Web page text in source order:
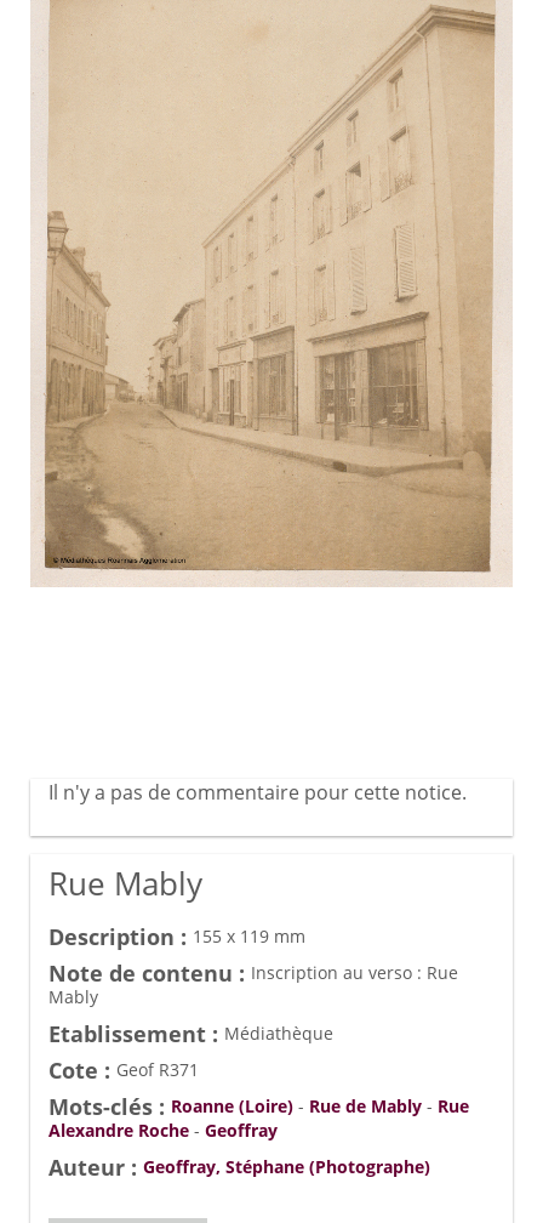
Il n'y a pas de commentaire pour cette notice.
Rue Mably
Description : 155 x 119 mm
Note de contenu : Inscription au verso : Rue
Mably
Etablissement : Médiathèque
Cote : Geof R371
Mots-clés : Roanne (Loire) - Rue de Mably - Rue
Alexandre Roche - Geoffray
Auteur : Geoffray, Stéphane (Photographe)